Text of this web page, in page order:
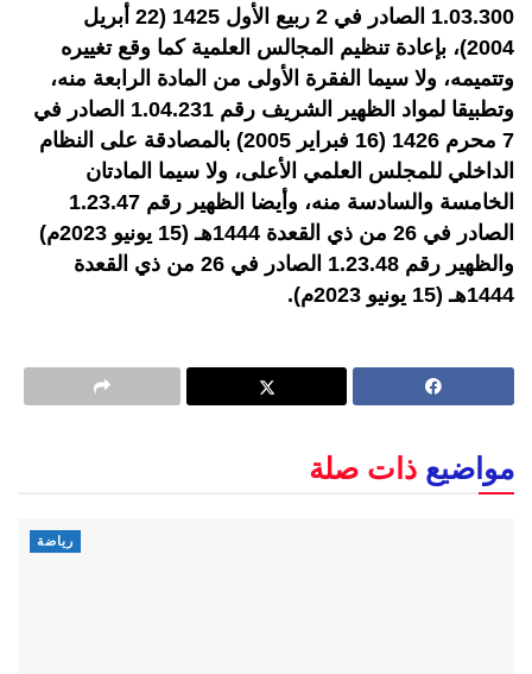
1.03.300 الصادر في 2 ربيع الأول 1425 (22 أبريل
2004)، بإعادة تنظيم المجالس العلمية كما وقع تغييره
وتتميمه، ولا سيما الفقرة الأولى من المادة الرابعة منه،
وتطبيقا لمواد الظهير الشريف رقم 1.04.231 الصادر في
7 محرم 1426 (16 فبراير 2005) بالمصادقة على النظام
الداخلي للمجلس العلمي الأعلى، ولا سيما المادتان
الخامسة والسادسة منه، وأيضا الظهير رقم 1.23.47
الصادر في 26 من ذي القعدة 1444هـ (15 يونيو 2023م)
والظهير رقم 1.23.48 الصادر في 26 من ذي القعدة
1444هـ (15 يونيو 2023م).
مواضيع ذات صلة
رياضة